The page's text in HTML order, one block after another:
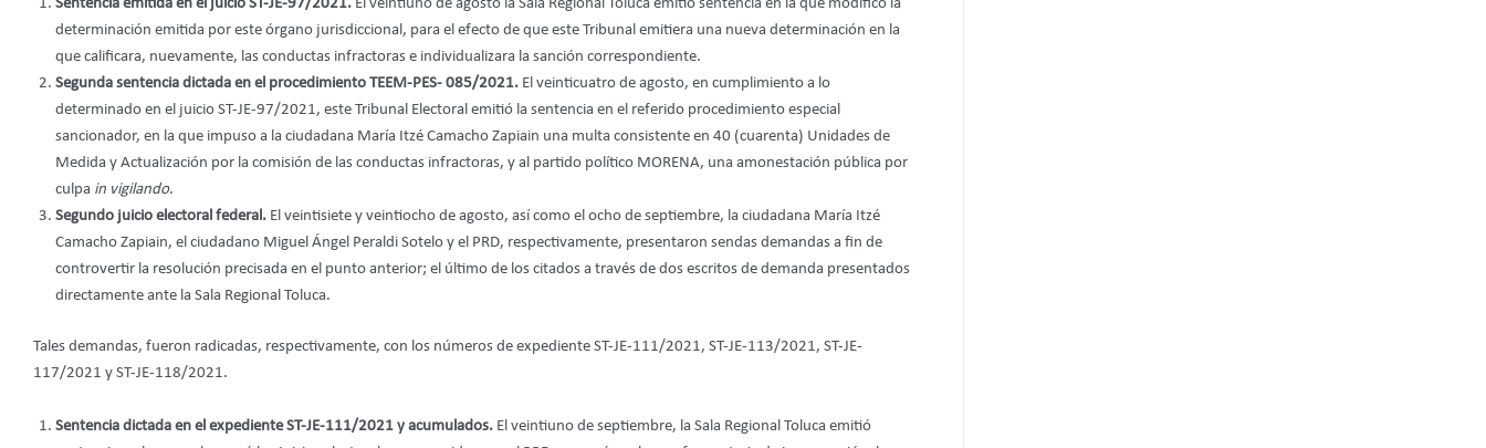
Sentencia emitida en el juicio ST-JE-97/2021. El veintiuno de agosto la Sala Regional Toluca emitió sentencia en la que modificó la
determinación emitida por este órgano jurisdiccional, para el efecto de que este Tribunal emitiera una nueva determinación en la
que calificara, nuevamente, las conductas infractoras e individualizara la sanción correspondiente.
Segunda sentencia dictada en el procedimiento TEEM-PES- 085/2021. El veinticuatro de agosto, en cumplimiento a lo
determinado en el juicio ST-JE-97/2021, este Tribunal Electoral emitió la sentencia en el referido procedimiento especial
sancionador, en la que impuso a la ciudadana María Itzé Camacho Zapiain una multa consistente en 40 (cuarenta) Unidades de
Medida y Actualización por la comisión de las conductas infractoras, y al partido político MORENA, una amonestación pública por
culpa in vigilando.
Segundo juicio electoral federal. El veintisiete y veintiocho de agosto, así como el ocho de septiembre, la ciudadana María Itzé
Camacho Zapiain, el ciudadano Miguel Ángel Peraldi Sotelo y el PRD, respectivamente, presentaron sendas demandas a fin de
controvertir la resolución precisada en el punto anterior; el último de los citados a través de dos escritos de demanda presentados
directamente ante la Sala Regional Toluca.
Tales demandas, fueron radicadas, respectivamente, con los números de expediente ST-JE-111/2021, ST-JE-113/2021, ST-JE-
117/2021 y ST-JE-118/2021.
Sentencia dictada en el expediente ST-JE-111/2021 y acumulados. El veintiuno de septiembre, la Sala Regional Toluca emitió